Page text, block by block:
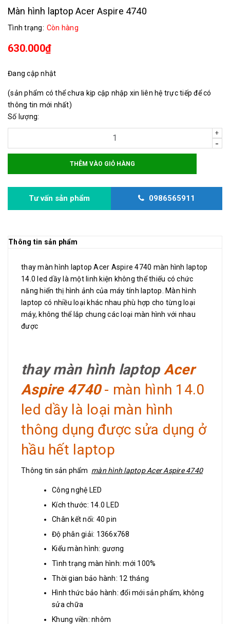
Màn hình laptop Acer Aspire 4740
Tình trạng: Còn hàng
630.000₫
Đang cập nhật
(sản phẩm có thể chưa kịp cập nhập xin liên hệ trực tiếp để có
thông tin mới nhất)
Số lượng:
+
-
THÊM VÀO GIỎ HÀNG
Tư vấn sản phẩm 0986565911
Thông tin sản phẩm
thay màn hình laptop Acer Aspire 4740 màn hình laptop
14.0 led dầy là một linh kiện không thể thiếu có chức
năng hiển thị hình ảnh của máy tính laptop. Màn hình
laptop có nhiều loại khác nhau phù hợp cho từng loại
máy, không thể lắp chung các loại màn hình với nhau
được
thay màn hình laptopAcer
Aspire 4740 - màn hình 14.0
led dầy là loại màn hình
thông dụng được sửa dụng ở
hầu hết laptop
Thông tin sản phẩm màn hình laptop Acer Aspire 4740
Công nghệ LED
Kích thước: 14.0 LED
Chân kết nối: 40 pin
Độ phân giải: 1366x768
Kiểu màn hình: gương
Tình trạng màn hình: mới 100%
Thời gian bảo hành: 12 tháng
Hình thức bảo hành: đổi mới sản phẩm, không
sửa chữa
Khung viền: nhôm